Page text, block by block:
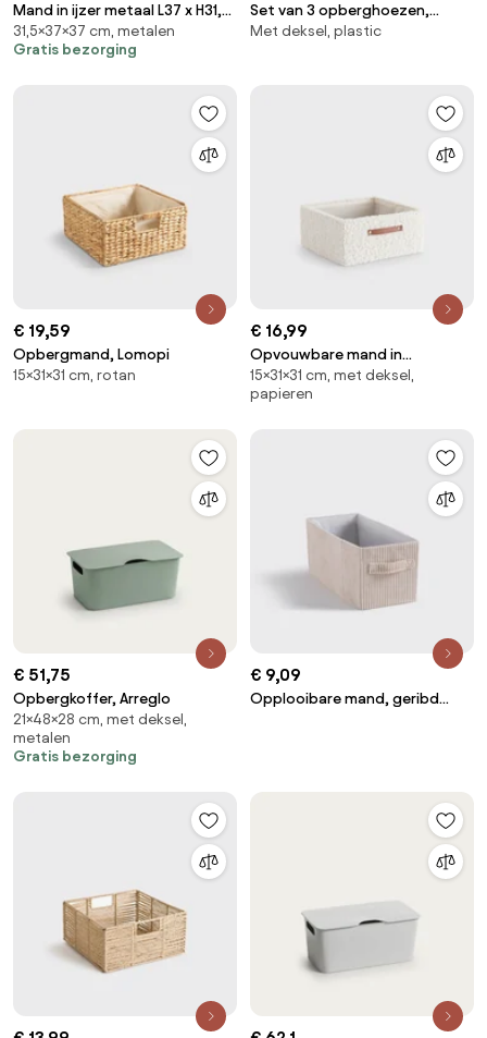
Mand in ijzer metaal L37 x H31,5
cm, Arreglo
31,5×37×37 cm, metalen
Gratis bezorging
Set van 3 opberghoezen,
Sunny
Met deksel, plastic
€ 19,59
Opbergmand, Lomopi
15×31×31 cm, rotan
€ 16,99
Opvouwbare mand in
bouclette, Boklio
15×31×31 cm, met deksel,
papieren
€ 51,75
Opbergkoffer, Arreglo
21×48×28 cm, met deksel,
metalen
Gratis bezorging
€ 9,09
Opplooibare mand, geribd